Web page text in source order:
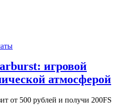
игровой
атмосферой
от 500 рублей и получи 200FS